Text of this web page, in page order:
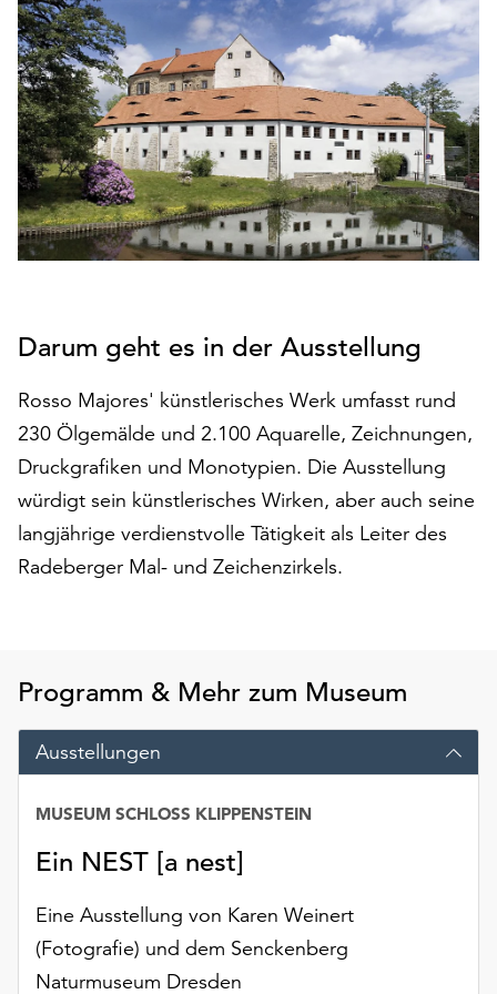
den
Betrieb
der
Seite
notwendig
sind
(funktionale
Cookies),
sowie
solche,
anonymen
genutzt
werden.
Klicken
Sie
auf
„Alle
akzeptieren“,
akzeptieren.
Sie
können
Ihr
jederzeit
ändern
und
widerrufen.
Dafür
steht
Ihnen
Darum geht es in der Ausstellung
Rosso Majores' künstlerisches Werk umfasst rund
230 Ölgemälde und 2.100 Aquarelle, Zeichnungen,
Druckgrafiken und Monotypien. Die Ausstellung
würdigt sein künstlerisches Wirken, aber auch seine
langjährige verdienstvolle Tätigkeit als Leiter des
Radeberger Mal- und Zeichenzirkels.
Programm & Mehr zum Museum
Ausstellungen
Ein NEST [a nest]
MUSEUM SCHLOSS KLIPPENSTEIN
Eine Ausstellung von Karen Weinert
(Fotografie) und dem Senckenberg
Naturmuseum Dresden